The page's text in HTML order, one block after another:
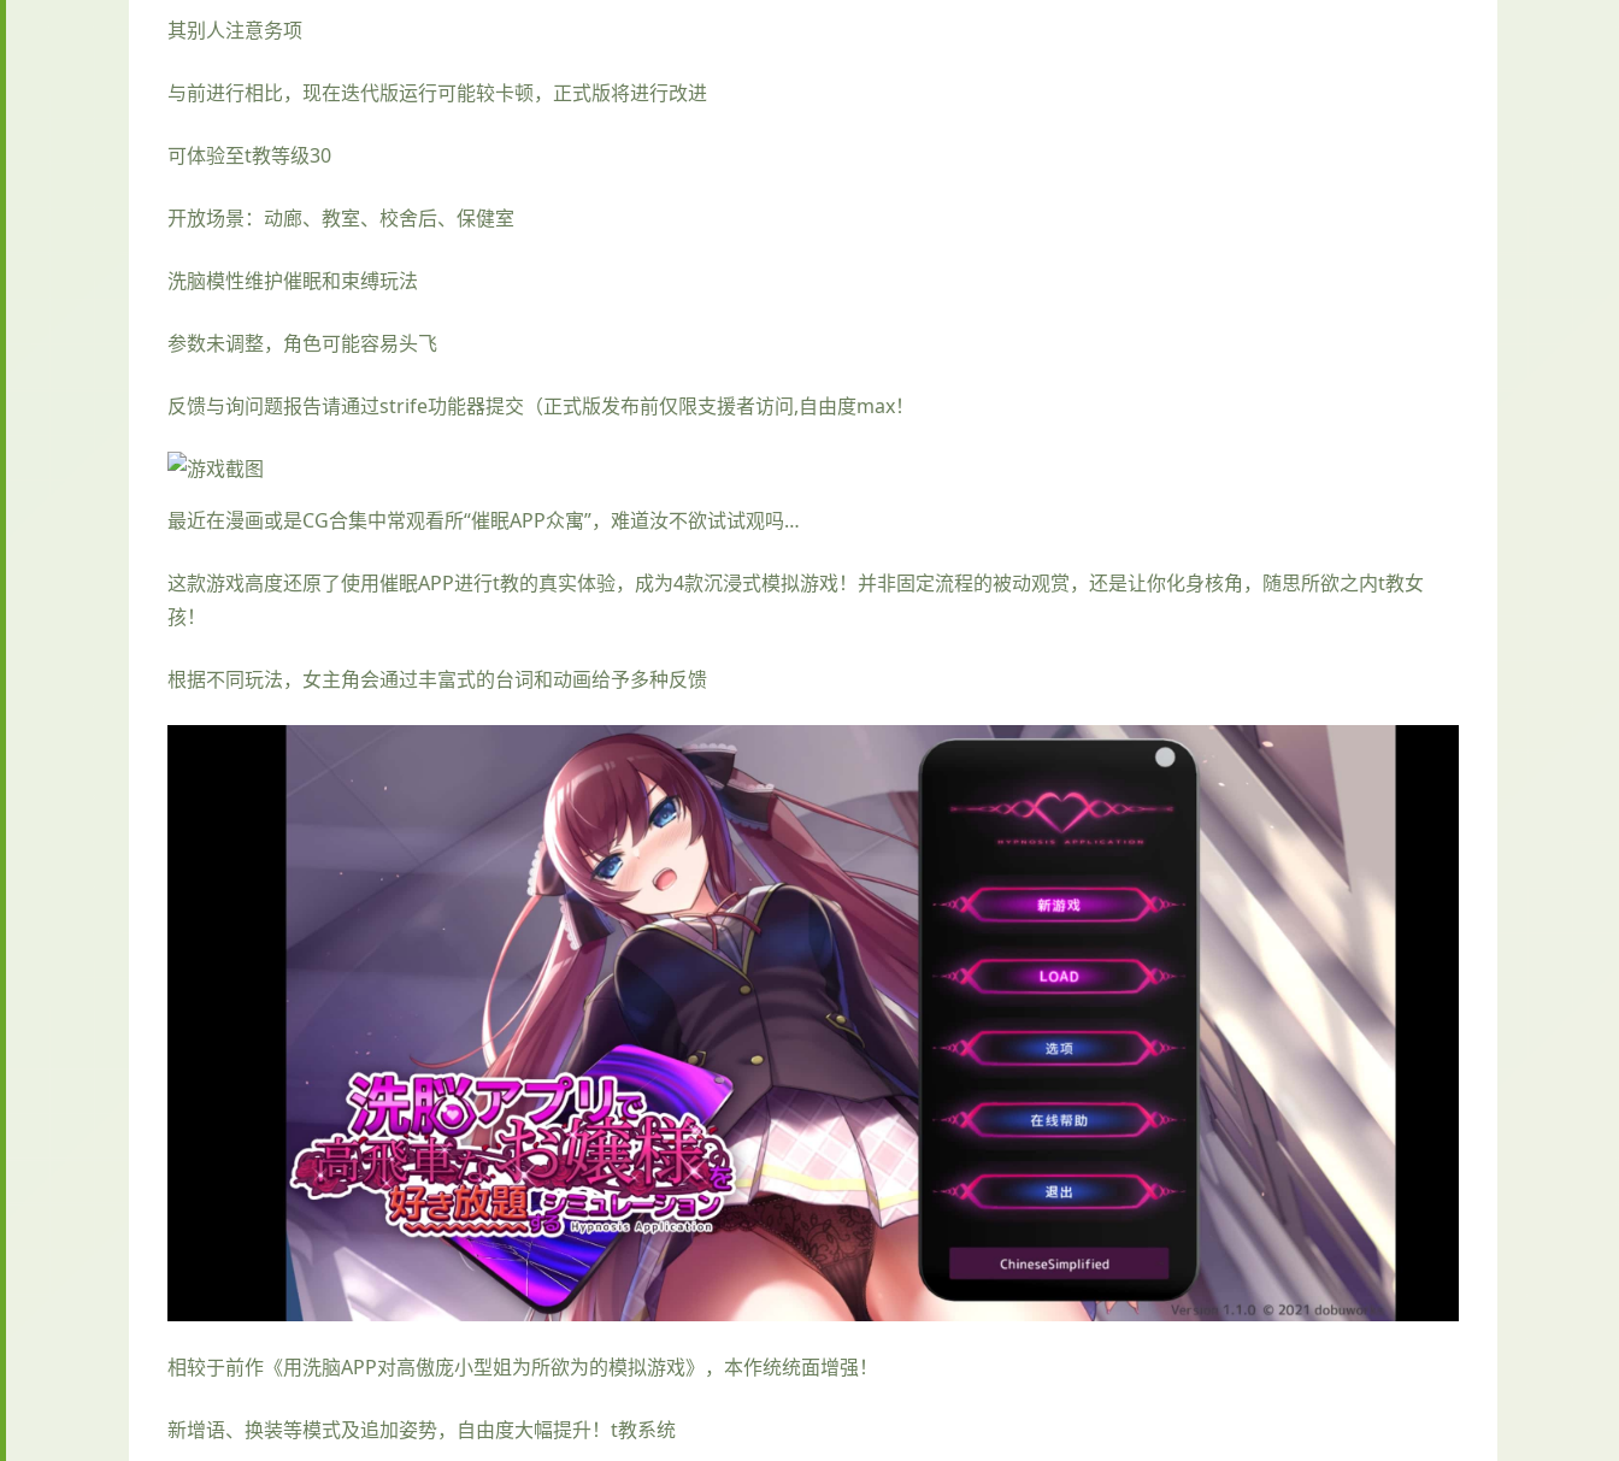
其别人注意务项
与前进行相比，现在迭代版运行可能较卡顿，正式版将进行改进
可体验至t教等级30
开放场景：动廊、教室、校舍后、保健室
洗脑模性维护催眠和束缚玩法
参数未调整，角色可能容易头飞
反馈与询问题报告请通过strife功能器提交（正式版发布前仅限支援者访问,自由度max！
最近在漫画或是CG合集中常观看所“催眠APP众寓”，难道汝不欲试试观吗…
这款游戏高度还原了使用催眠APP进行t教的真实体验，成为4款沉浸式模拟游戏！并非固定流程的被动观赏，还是让你化身核角，随思所欲之内t教女
孩！
根据不同玩法，女主角会通过丰富式的台词和动画给予多种反馈
相较于前作《用洗脑APP对高傲庞小型姐为所欲为的模拟游戏》，本作统统面增强！
新增语、换装等模式及追加姿势，自由度大幅提升！t教系统